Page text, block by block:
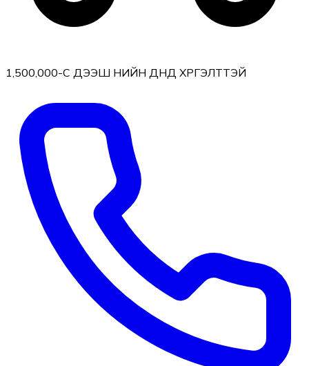
1,500,000-С ДЭЭШ ҮНИЙН ДҮНД ХҮРГЭЛТТЭЙ